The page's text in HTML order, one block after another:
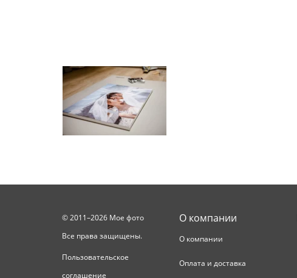
© 2011–2026 Мое фото
Все права защищены.
Пользовательское
соглашение
О компании
О компании
Оплата и доставка